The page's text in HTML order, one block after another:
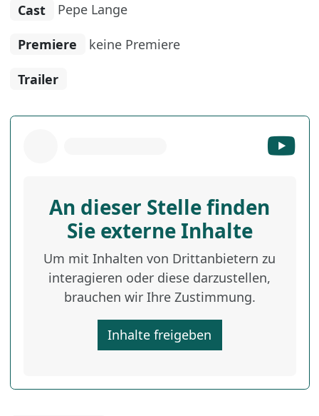
Cast
Pepe Lange
Premiere keine Premiere
Trailer
An dieser Stelle finden
Sie externe Inhalte
Um mit Inhalten von Drittanbietern zu
interagieren oder diese darzustellen,
brauchen wir Ihre Zustimmung.
Inhalte freigeben